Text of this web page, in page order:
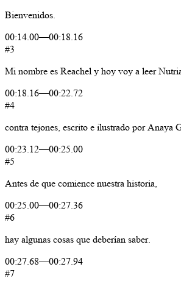
Bienvenidos.
00:14.00—00:18.16
#3
Mi nombre es Reachel y hoy voy a leer
00:18.16—00:22.72
#4
contra tejones, escrito e ilustrado por Anaya
00:23.12—00:25.00
#5
Antes de que comience nuestra historia,
00:25.00—00:27.36
#6
hay algunas cosas que deberían saber.
00:27.68—00:27.94
#7